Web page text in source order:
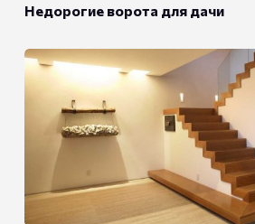
Недорогие ворота для дачи